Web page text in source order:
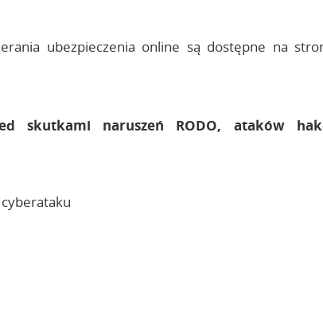
ubezpieczenia online są dostępne na
skutkami naruszeń RODO, ataków